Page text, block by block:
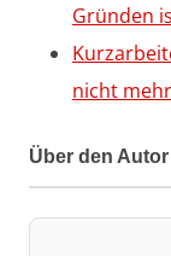
Gründen
nicht
Über den Autor